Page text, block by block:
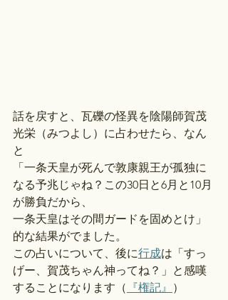
話を戻すと、瓦礫の怪異を陰陽師賀茂
光栄（みつよし）に占わせたら、なん
と
「一条天皇が死んで敦康親王が孤独に
なる予兆じゃね？この30日と6月と10月
が勝負だから、
一条天皇はその間ガードを固めとけ」
的な結果がでました。
この占いについて、後に行成は「すっ
げー、賀茂ちゃん神ってね？」と感嘆
することになります（ 『権記』 ）